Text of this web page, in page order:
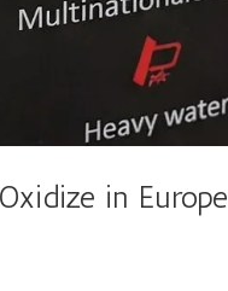
in Europe